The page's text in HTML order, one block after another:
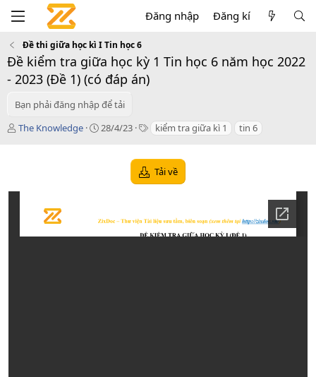
Đăng nhập Đăng kí
Đề thi giữa học kì I Tin học 6
Đề kiểm tra giữa học kỳ 1 Tin học 6 năm học 2022
- 2023 (Đề 1) (có đáp án)
Bạn phải đăng nhập để tải
T
ả
The Knowledge
C
28/4/23
T kiểm tra giữa kì 1 tin 6
Tải về